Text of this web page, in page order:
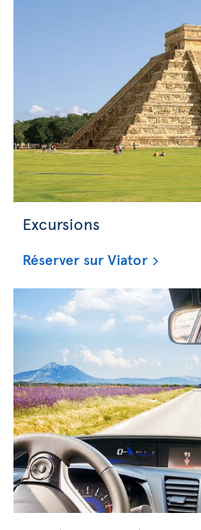
Excursions
Réserver sur Viator